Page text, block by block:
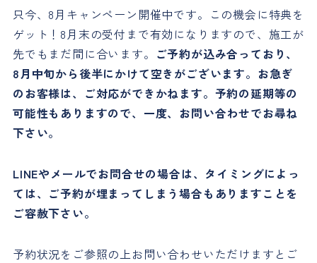
只今、8月キャンペーン開催中です。この機会に特典を
ゲット！8月末の受付まで有効になりますので、施工が
先でもまだ間に合います。 ご予約が込み合っており、
8月中旬から後半にかけて空きがございます。お急ぎ
のお客様は、ご対応ができかねます。予約の延期等の
可能性もありますので、一度、お問い合わせでお尋ね
下さい。
LINEやメールでお問合せの場合は、タイミングによっ
ては、ご予約が埋まってしまう場合もありますことを
ご容赦下さい。
予約状況をご参照の上お問い合わせいただけますとご